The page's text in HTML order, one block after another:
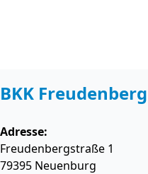
BKK Freudenberg
Adresse:
Freudenbergstraße 1
79395 Neuenburg